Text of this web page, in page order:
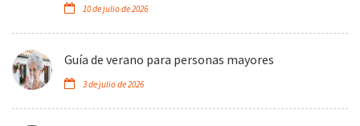
10 de julio de 2026
Guía de verano para personas mayores
3 de julio de 2026